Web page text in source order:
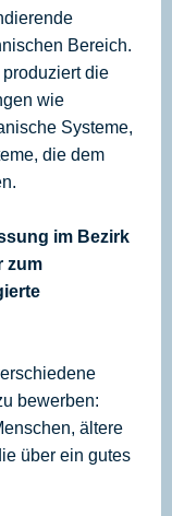
Bereich.
die
wie
Systeme,
die dem
im Bezirk
zum
bewerben:
ältere
über ein gutes